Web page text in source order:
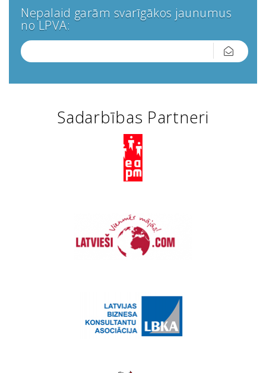
Nepalaid garām svarīgākos jaunumus
no LPVA:
Sadarbības Partneri